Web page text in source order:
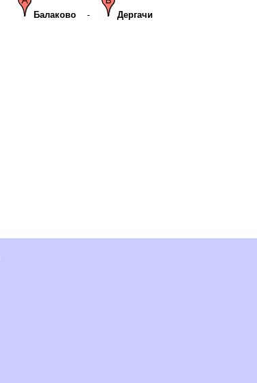
Балаково - Дергачи